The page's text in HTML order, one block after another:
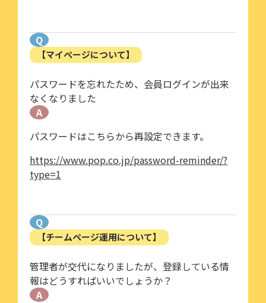
Q
【マイページについて】
パスワードを忘れたため、会員ログインが出来
なくなりました
A
パスワードはこちらから再設定できます。
https://www.pop.co.jp/password-reminder/?
type=1
Q
【チームページ運用について】
管理者が交代になりましたが、登録している情
報はどうすればいいでしょうか？
A